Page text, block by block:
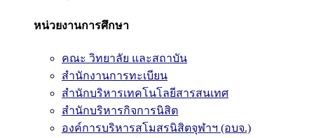
หน่วยงานการศึกษา
คณะ วิทยาลัย และสถาบัน
สำนักงานการทะเบียน
สำนักบริหารเทคโนโลยีสารสนเทศ
สำนักบริหารกิจการนิสิต
องค์การบริหารสโมสรนิสิตจุฬาฯ (อบจ.)